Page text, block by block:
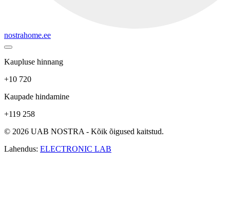
nostrahome.ee
Kaupluse hinnang
+10 720
Kaupade hindamine
+119 258
© 2026 UAB NOSTRA - Kõik õigused kaitstud.
Lahendus: ELECTRONIC LAB